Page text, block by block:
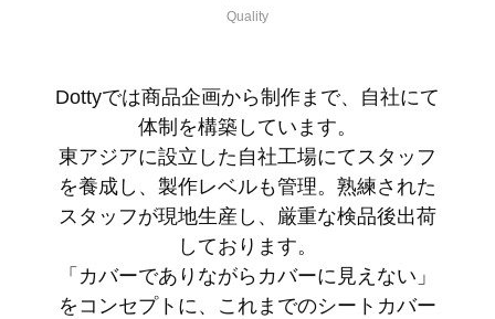
Quality
Dottyでは商品企画から制作まで、自社にて
体制を構築しています。
東アジアに設立した自社工場にてスタッフ
を養成し、製作レベルも管理。熟練された
スタッフが現地生産し、厳重な検品後出荷
しております。
「カバーでありながらカバーに見えない」
をコンセプトに、これまでのシートカバー